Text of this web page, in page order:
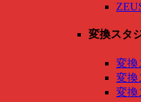
変換スタ
変換
変換
変換